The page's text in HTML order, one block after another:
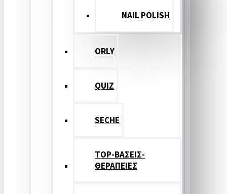
NAIL POLISH
ORLY
QUIZ
SECHE
TOP-ΒΑΣΕΙΣ-
ΘΕΡΑΠΕΙΕΣ